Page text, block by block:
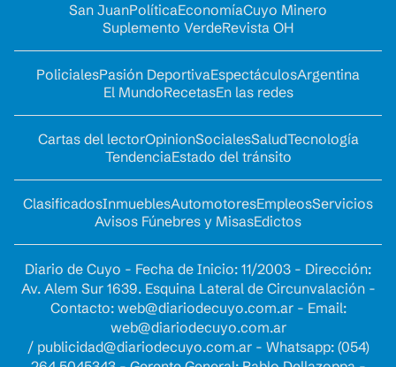
San JuanPolíticaEconomíaCuyo Minero
Suplemento VerdeRevista OH
PolicialesPasión DeportivaEspectáculosArgentina
El MundoRecetasEn las redes
Cartas del lectorOpinionSocialesSaludTecnología
TendenciaEstado del tránsito
ClasificadosInmueblesAutomotoresEmpleosServicios
Avisos Fúnebres y MisasEdictos
Diario de Cuyo - Fecha de Inicio: 11/2003 - Dirección:
Av. Alem Sur 1639. Esquina Lateral de Circunvalación -
Contacto: web@diariodecuyo.com.ar- Email:
web@diariodecuyo.com.ar
/ publicidad@diariodecuyo.com.ar- Whatsapp: (054)